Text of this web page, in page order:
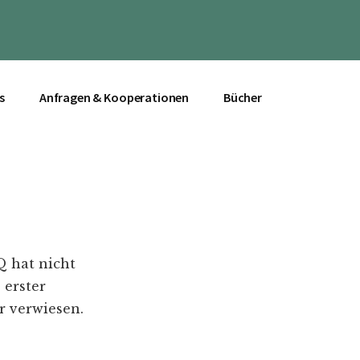
Anfragen & Kooperationen Bücher
hat nicht
erster
verwiesen.